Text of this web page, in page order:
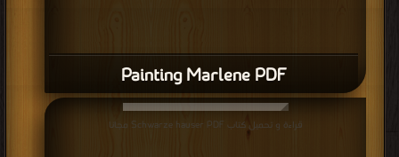
Painting Marlene PDF
قراءة و تحميل كتاب Schwarze hauser PDF مجانا